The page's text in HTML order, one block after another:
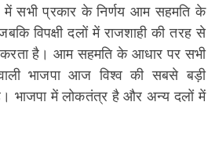
में सभी प्रकार के निर्णय आम सहमति के
विपक्षी दलों में राजशाही की तरह से
करता है। आम सहमति के आधार पर सभी
भाजपा आज विश्व की सबसे बड़ी
भाजपा में लोकतंत्र है और अन्य दलों में